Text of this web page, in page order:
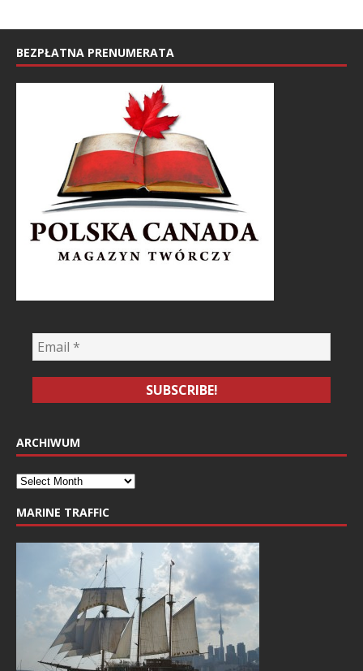
BEZPŁATNA PRENUMERATA
ARCHIWUM
MARINE TRAFFIC